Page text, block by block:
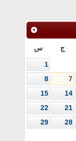
ج س
1
7
8
14
15
21
22
28
29